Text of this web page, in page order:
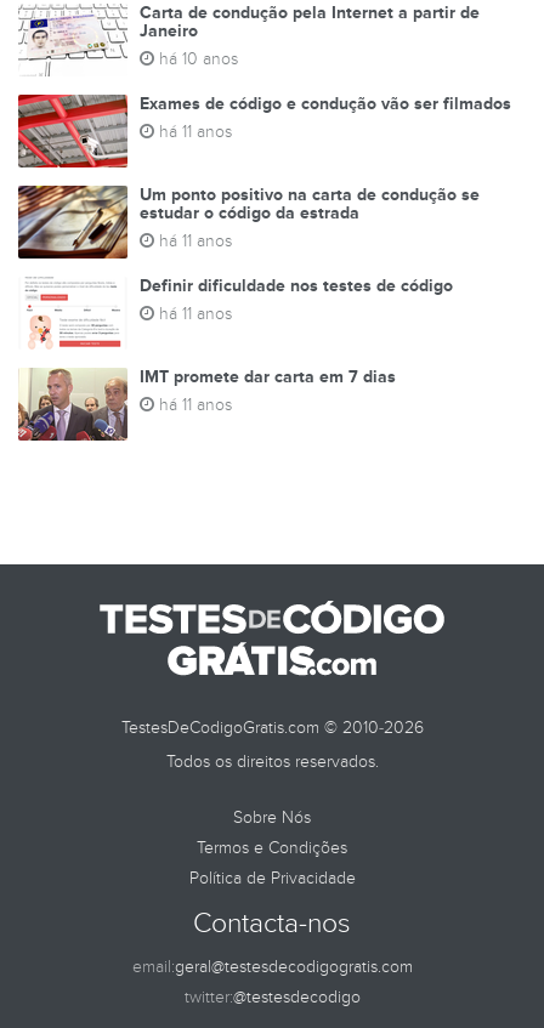
Carta de condução pela Internet a partir de
Janeiro
há 10 anos
Exames de código e condução vão ser filmados
há 11 anos
Um ponto positivo na carta de condução se
estudar o código da estrada
há 11 anos
Definir dificuldade nos testes de código
há 11 anos
IMT promete dar carta em 7 dias
há 11 anos
TestesDeCodigoGratis.com © 2010-2026
Todos os direitos reservados.
Sobre Nós
Termos e Condições
Política de Privacidade
Contacta-nos
email:geral@testesdecodigogratis.com
twitter:@testesdecodigo